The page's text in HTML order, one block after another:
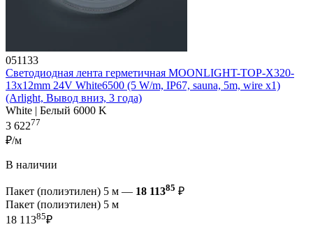
051133
Светодиодная лента герметичная MOONLIGHT-TOP-X320-
13x12mm 24V White6500 (5 W/m, IP67, sauna, 5m, wire x1)
(Arlight, Вывод вниз, 3 года)
White | Белый 6000 K
3 62277
₽/м
В наличии
Пакет (полиэтилен) 5 м — 18 11385 ₽
Пакет (полиэтилен) 5 м
18 11385₽